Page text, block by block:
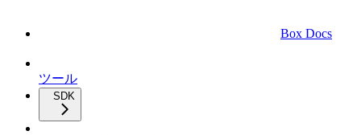
Box Docs
ツール
SDK